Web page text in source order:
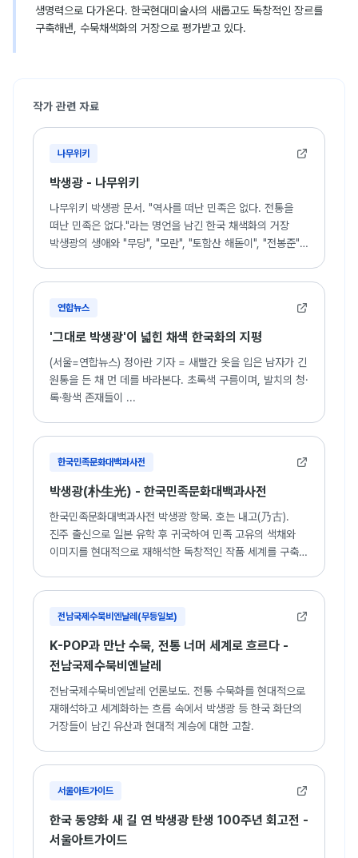
생명력으로 다가온다. 한국현대미술사의 새롭고도 독창적인 장르를
구축해낸, 수묵채색화의 거장으로 평가받고 있다.
작가 관련 자료
나무위키
박생광 - 나무위키
나무위키 박생광 문서. "역사를 떠난 민족은 없다. 전통을
떠난 민족은 없다."라는 명언을 남긴 한국 채색화의 거장
박생광의 생애와 "무당", "모란", "토함산 해돋이", "전봉준"
연합뉴스
'그대로 박생광'이 넓힌 채색 한국화의 지평
(서울=연합뉴스) 정아란 기자 = 새빨간 옷을 입은 남자가 긴
원통을 든 채 먼 데를 바라본다. 초록색 구름이며, 발치의 청·
록·황색 존재들이 ...
한국민족문화대백과사전
박생광(朴生光) - 한국민족문화대백과사전
한국민족문화대백과사전 박생광 항목. 호는 내고(乃古).
진주 출신으로 일본 유학 후 귀국하여 민족 고유의 색채와
이미지를 현대적으로 재해석한 독창적인 작품 세계를 구축한
전남국제수묵비엔날레(무등일보)
K-POP과 만난 수묵, 전통 너머 세계로 흐르다 -
전남국제수묵비엔날레
전남국제수묵비엔날레 언론보도. 전통 수묵화를 현대적으로
재해석하고 세계화하는 흐름 속에서 박생광 등 한국 화단의
거장들이 남긴 유산과 현대적 계승에 대한 고찰.
서울아트가이드
한국 동양화 새 길 연 박생광 탄생 100주년 회고전 -
서울아트가이드